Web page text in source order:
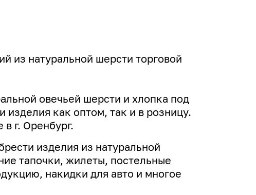
из натуральной шерсти торговой
овечьей шерсти и хлопка под
как оптом, так и в розницу.
г. Оренбург.
изделия из натуральной
тапочки, жилеты, постельные
накидки для авто и многое